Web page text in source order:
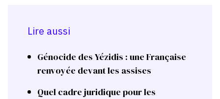
Lire aussi
Génocide des Yézidis : une Française
renvoyée devant les assises
Quel cadre juridique pour les